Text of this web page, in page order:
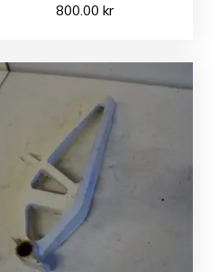
800.00 kr